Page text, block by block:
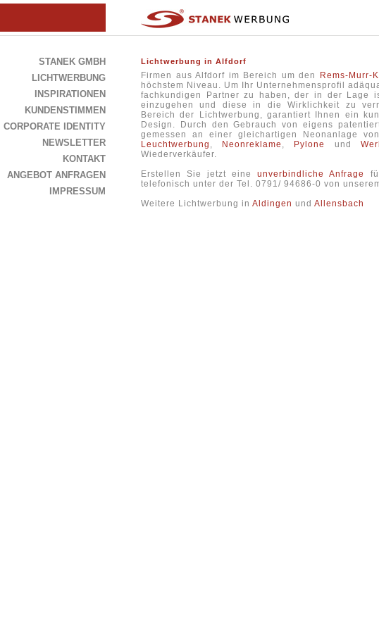
STANEK GMBH
LICHTWERBUNG
INSPIRATIONEN
KUNDENSTIMMEN
CORPORATE IDENTITY
NEWSLETTER
KONTAKT
ANGEBOT ANFRAGEN
IMPRESSUM
Lichtwerbung in Alfdorf
Firmen aus Alfdorf im Bereich um den Rems-Murr-
höchstem Niveau. Um Ihr Unternehmensprofil
fachkundigen Partner zu haben, der in der Lage
einzugehen und diese in die Wirklichkeit zu
Bereich der Lichtwerbung, garantiert Ihnen ein
Design. Durch den Gebrauch von eigens
gemessen an einer gleichartigen Neonanlage
Leuchtwerbung , Neonreklame , Pylone und
Wiederverkäufer.
Erstellen Sie jetzt eineunverbindliche Anfrage
telefonisch unter der Tel. 0791/ 94686-0 von
Weitere Lichtwerbung in Aldingen und Allensbach